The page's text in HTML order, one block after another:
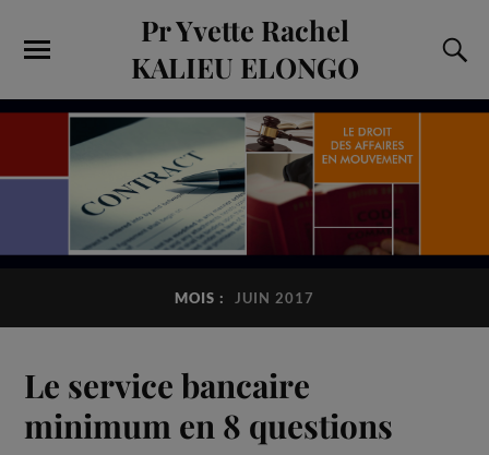
Pr Yvette Rachel
KALIEU ELONGO
MOIS : JUIN 2017
Le service bancaire
minimum en 8 questions